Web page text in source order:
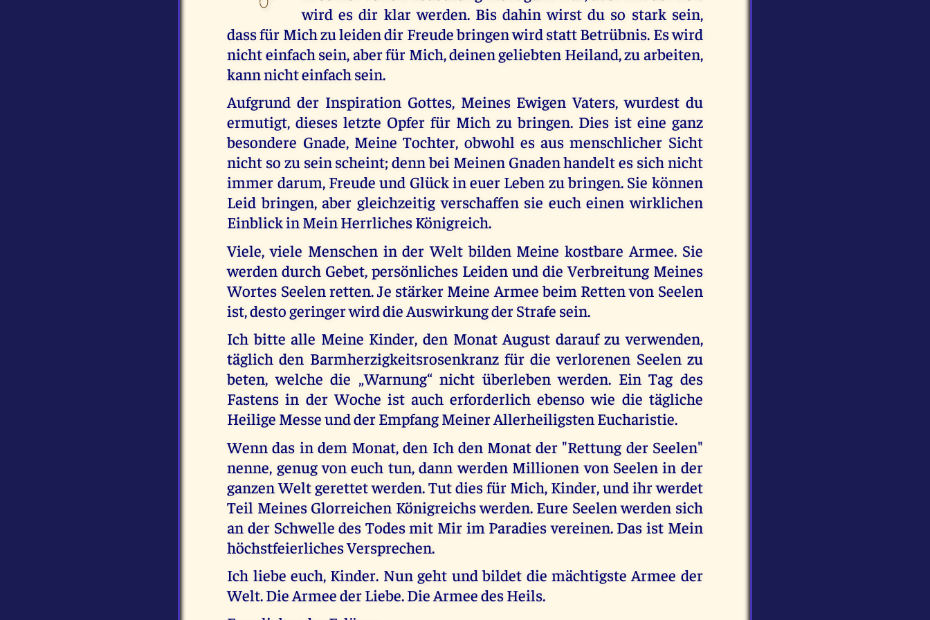
wird es dir klar werden. Bis dahin wirst du so stark sein,
dass für Mich zu leiden dir Freude bringen wird statt Betrübnis. Es wird
nicht einfach sein, aber für Mich, deinen geliebten Heiland, zu arbeiten,
kann nicht einfach sein.
Aufgrund der Inspiration Gottes, Meines Ewigen Vaters, wurdest du
ermutigt, dieses letzte Opfer für Mich zu bringen. Dies ist eine ganz
besondere Gnade, Meine Tochter, obwohl es aus menschlicher Sicht
nicht so zu sein scheint; denn bei Meinen Gnaden handelt es sich nicht
immer darum, Freude und Glück in euer Leben zu bringen. Sie können
Leid bringen, aber gleichzeitig verschaffen sie euch einen wirklichen
Einblick in Mein Herrliches Königreich.
Viele, viele Menschen in der Welt bilden Meine kostbare Armee. Sie
werden durch Gebet, persönliches Leiden und die Verbreitung Meines
Wortes Seelen retten. Je stärker Meine Armee beim Retten von Seelen
ist, desto geringer wird die Auswirkung der Strafe sein.
Ich bitte alle Meine Kinder, den Monat August darauf zu verwenden,
täglich den Barmherzigkeitsrosenkranz für die verlorenen Seelen zu
beten, welche die „Warnung“ nicht überleben werden. Ein Tag des
Fastens in der Woche ist auch erforderlich ebenso wie die tägliche
Heilige Messe und der Empfang Meiner Allerheiligsten Eucharistie.
Wenn das in dem Monat, den Ich den Monat der "Rettung der Seelen"
nenne, genug von euch tun, dann werden Millionen von Seelen in der
ganzen Welt gerettet werden. Tut dies für Mich, Kinder, und ihr werdet
Teil Meines Glorreichen Königreichs werden. Eure Seelen werden sich
an der Schwelle des Todes mit Mir im Paradies vereinen. Das ist Mein
höchstfeierliches Versprechen.
Ich liebe euch, Kinder. Nun geht und bildet die mächtigste Armee der
Welt. Die Armee der Liebe. Die Armee des Heils.